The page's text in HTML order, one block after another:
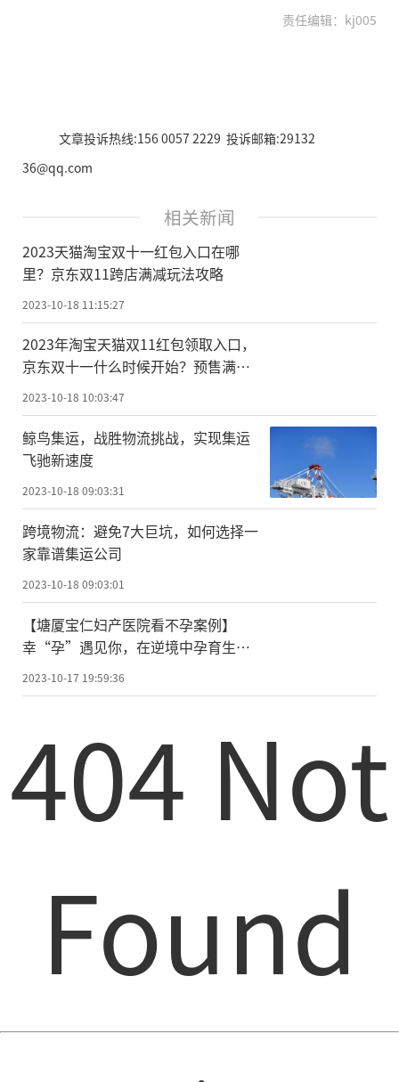
责任编辑：kj005
文章投诉热线:156 0057 2229 投诉邮箱:29132
36@qq.com
相关新闻
2023天猫淘宝双十一红包入口在哪
里？京东双11跨店满减玩法攻略
2023-10-18 11:15:27
2023年淘宝天猫双11红包领取入口，
京东双十一什么时候开始？预售满减
省钱攻略来啦
2023-10-18 10:03:47
鲸鸟集运，战胜物流挑战，实现集运
飞驰新速度
2023-10-18 09:03:31
跨境物流：避免7大巨坑，如何选择一
家靠谱集运公司
2023-10-18 09:03:01
【塘厦宝仁妇产医院看不孕案例】
幸“孕”遇见你，在逆境中孕育生命
之花
2023-10-17 19:59:36
404 Not
Found